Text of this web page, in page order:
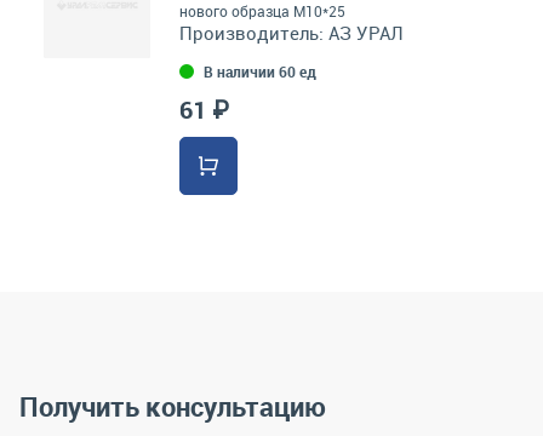
нового образца М10*25
Производитель: АЗ УРАЛ
В наличии 60 ед
61 ₽
Получить консультацию